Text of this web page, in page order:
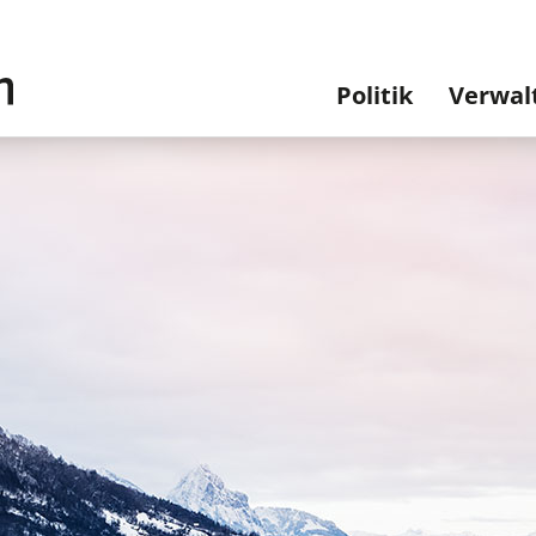
Politik